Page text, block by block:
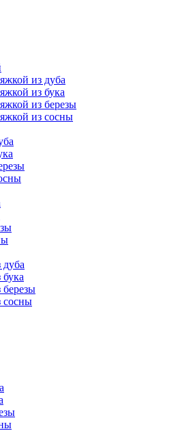
из дуба
из бука
из березы
из сосны
сосны